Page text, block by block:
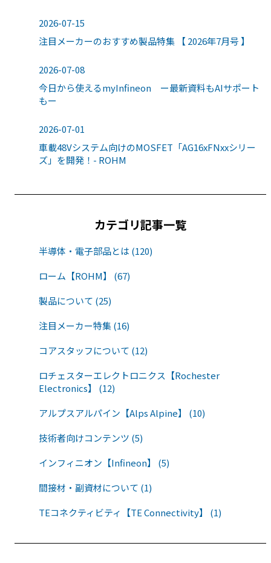
2026-07-15
注目メーカーのおすすめ製品特集 【 2026年7月号 】
2026-07-08
今日から使えるmyInfineon ー最新資料もAIサポート
もー
2026-07-01
車載48Vシステム向けのMOSFET「AG16xFNxxシリー
ズ」を開発！- ROHM
カテゴリ記事一覧
半導体・電子部品とは (120)
ローム【ROHM】 (67)
製品について (25)
注目メーカー特集 (16)
コアスタッフについて (12)
ロチェスターエレクトロニクス【Rochester
Electronics】 (12)
アルプスアルパイン【Alps Alpine】 (10)
技術者向けコンテンツ (5)
インフィニオン【Infineon】 (5)
間接材・副資材について (1)
TEコネクティビティ【TE Connectivity】 (1)